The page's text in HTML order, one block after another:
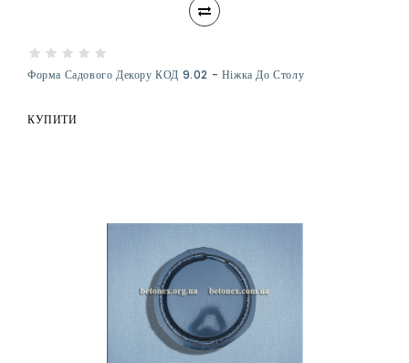
Форма Садового Декору КОД 9.02 - Ніжка До Столу
КУПИТИ